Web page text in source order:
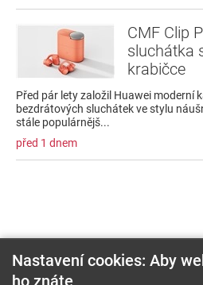
CMF Clip
sluchátka
krabičce
Před pár lety založil Huawei moderní
bezdrátových sluchátek ve stylu
stále populárnějš...
před 1 dnem
Nastavení cookies: Aby
ho znáte